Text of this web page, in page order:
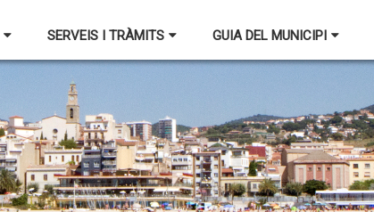
SERVEIS I TRÀMITS GUIA DEL MUNICIPI